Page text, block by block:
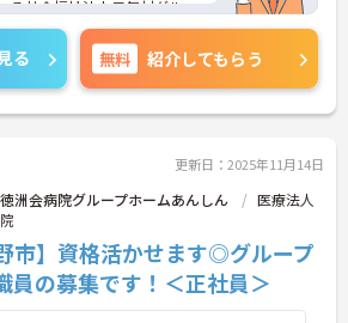
る社会福祉法人元気村グルー
人長寿の森」が運営する住宅
。
業も少なめですのでとても働
接のポイントなど、さらに詳
る 無料 紹介してもらう
更新日：2025年11月14日
洲会病院グループホームあんしん
医療法人
市】資格活かせます◎グループ
員の募集です！＜正社員＞